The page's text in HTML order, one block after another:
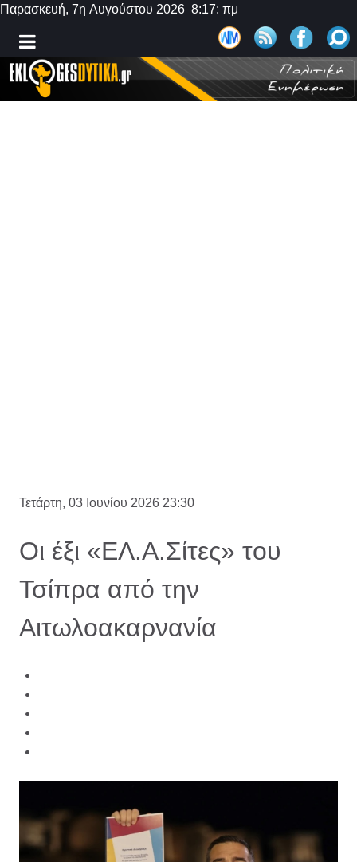
Παρασκευή, 7η Αυγούστου 2026 8:17: πμ
Τετάρτη, 03 Ιουνίου 2026 23:30
Οι έξι «ΕΛ.Α.Σίτες» του
Τσίπρα από την
Αιτωλοακαρνανία